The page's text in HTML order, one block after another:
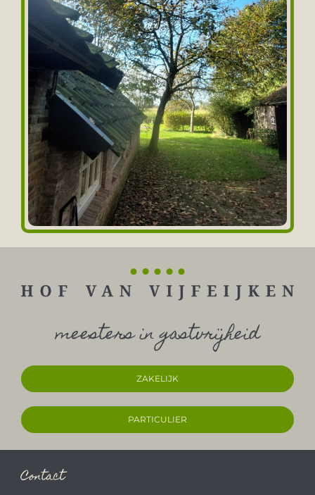
meesters in gastvrijheid
ZAKELIJK
PARTICULIER
Contact